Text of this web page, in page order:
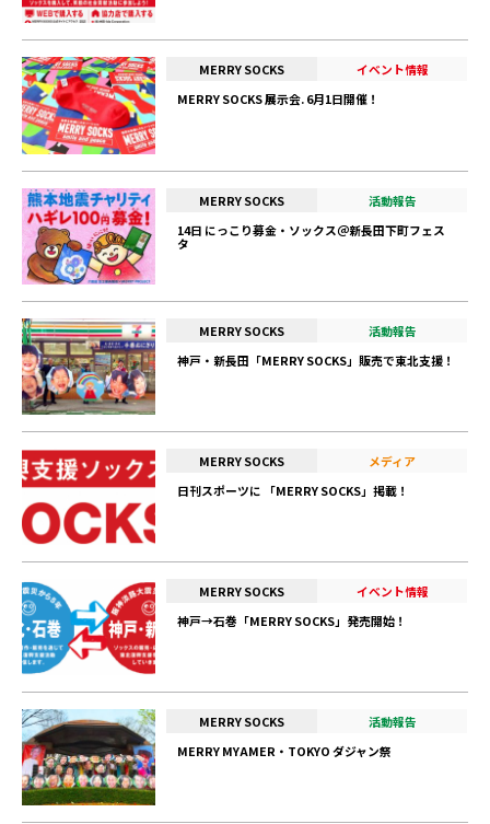
MERRY SOCKS
イベント情報
MERRY SOCKS 展示会. 6月1日開催！
MERRY SOCKS
活動報告
14日 にっこり募金・ソックス＠新長田下町フェス
タ
MERRY SOCKS
活動報告
神戸・新長田「MERRY SOCKS」販売で東北支援！
MERRY SOCKS
メディア
日刊スポーツに 「MERRY SOCKS」掲載！
MERRY SOCKS
イベント情報
神戸→石巻「MERRY SOCKS」発売開始！
MERRY SOCKS
活動報告
MERRY MYAMER・TOKYO ダジャン祭